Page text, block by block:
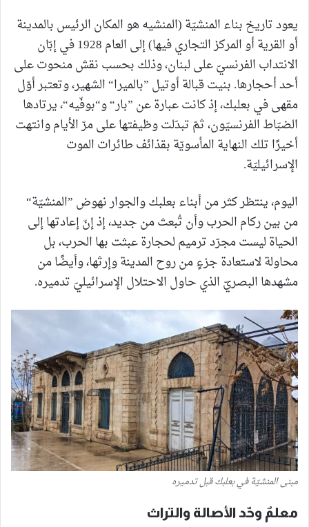
يعود تاريخ بناء المنشيّة (المنشيه هو المكان الرئيس بالمدينة
أو القرية أو المركز التجاري فيها) إلى العام 1928 في إبّان
الانتداب الفرنسيّ على لبنان، وذلك بحسب نقش منحوت على
أحد أحجارها. بنيت قبالة أوتيل ”بالميرا“ الشهير، وتعتبر أوّل
مقهى في بعلبك، إذ كانت عبارة عن ”بار“ و“بوفّيه“، يرتادها
الضبّاط الفرنسيّون، ثمّ تبدّلت وظيفتها على مرّ الأيام وانتهت
أخيرًا تلك النهاية المأسويّة بقذائف طائرات الموت
الإسرائيليّة.
اليوم، ينتظر كثر من أبناء بعلبك والجوار نهوض ”المنشيّة“
من بين ركام الحرب وأن تُبعث من جديد، إذ إنّ إعادتها إلى
الحياة ليست مجرّد ترميم لحجارة عبثت بها الحرب، بل
محاولة لاستعادة جزءٍ من روح المدينة وإرثها، وأيضًا من
مشهدها البصريّ الذي حاول الاحتلال الإسرائيليّ تدميره.
مبنى المنشيّة في بعلبك قبل تدميره
معلمٌ وحّد الأصالة والتراث